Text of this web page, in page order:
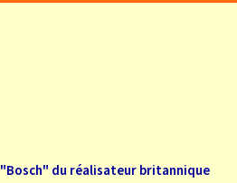
"Bosch" du réalisateur britannique